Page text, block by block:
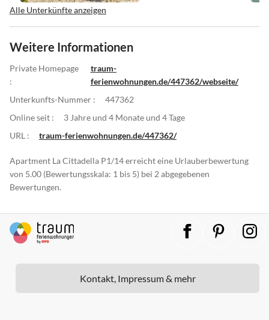
Alle Unterkünfte anzeigen
Weitere Informationen
Private Homepage
:
traum-
ferienwohnungen.de/447362/webseite/
Unterkunfts-Nummer :
447362
Online seit :
3 Jahre und 4 Monate und 4 Tage
URL :
traum-ferienwohnungen.de/447362/
Apartment La Cittadella P1/14 erreicht eine Urlauberbewertung
von 5.00 (Bewertungsskala: 1 bis 5) bei 2 abgegebenen
Bewertungen.
Kontakt, Impressum & mehr